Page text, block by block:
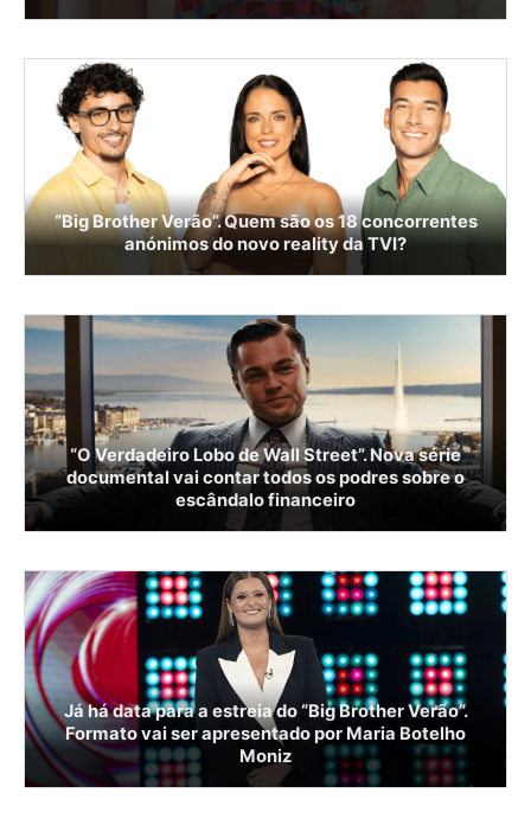
“Big Brother Verão”. Quem são os 18 concorrentes
anónimos do novo reality da TVI?
“O Verdadeiro Lobo de Wall Street”. Nova série
documental vai contar todos os podres sobre o
escândalo financeiro
Já há data para a estreia do “Big Brother Verão”.
Formato vai ser apresentado por Maria Botelho
Moniz